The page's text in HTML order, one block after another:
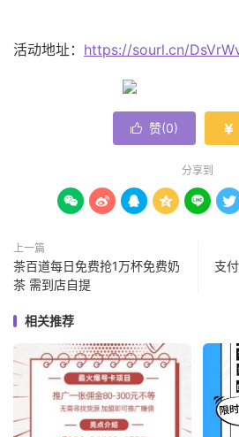
活动地址： https://sourl.cn/
 赞(0) 
分享到
     
上一篇
茶百道每日免费抢1万杯免费奶
茶 需到店自提
支
相关推荐